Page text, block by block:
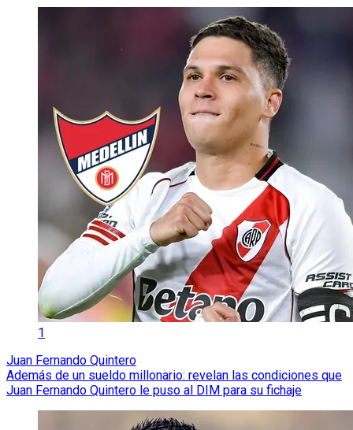
1
Juan Fernando Quintero
Además de un sueldo millonario: revelan las condiciones que
Juan Fernando Quintero le puso al DIM para su fichaje